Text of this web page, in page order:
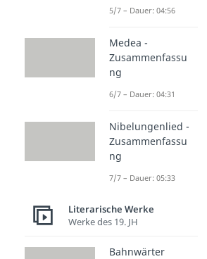
5/7 – Dauer: 04:56
Medea -
Zusammenfassu
ng
6/7 – Dauer: 04:31
Nibelungenlied -
Zusammenfassu
ng
7/7 – Dauer: 05:33
Literarische Werke
Werke des 19. JH
Bahnwärter